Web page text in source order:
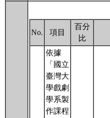
No. 項目
百分
比
依據
「國立
臺灣大
學戲劇
學系製
作課程